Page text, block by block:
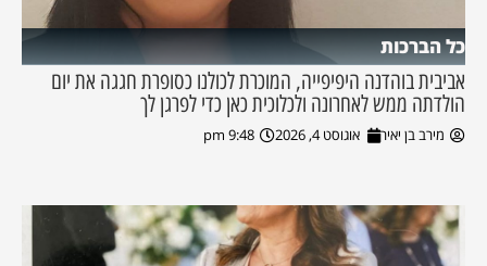
כל הברכות
אביבית בוהדנה היפיפייה, המוכרת לכולנו כסופרת חגגה את יום
הולדתה ממש לאחרונה ולכלוכית כאן כדי לפרגן לך
מירב בן יאיר אוגוסט 4, 2026 9:48 pm